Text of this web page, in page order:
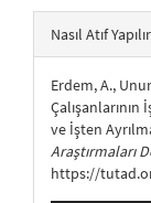
Nasıl Atıf Yapılır
Erdem, A.,
ve İşten
Araştırmaları
https://